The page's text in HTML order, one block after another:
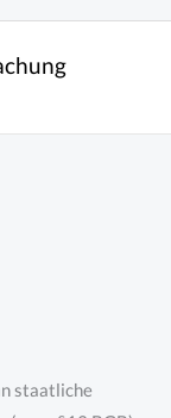
staatliche